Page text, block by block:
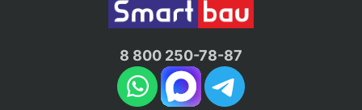
8 800 250-78-87